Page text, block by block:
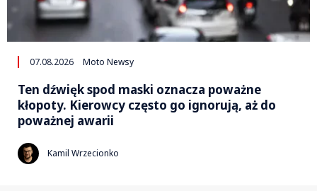
07.08.2026 Moto Newsy
Ten dźwięk spod maski oznacza poważne
kłopoty. Kierowcy często go ignorują, aż do
poważnej awarii
Kamil Wrzecionko